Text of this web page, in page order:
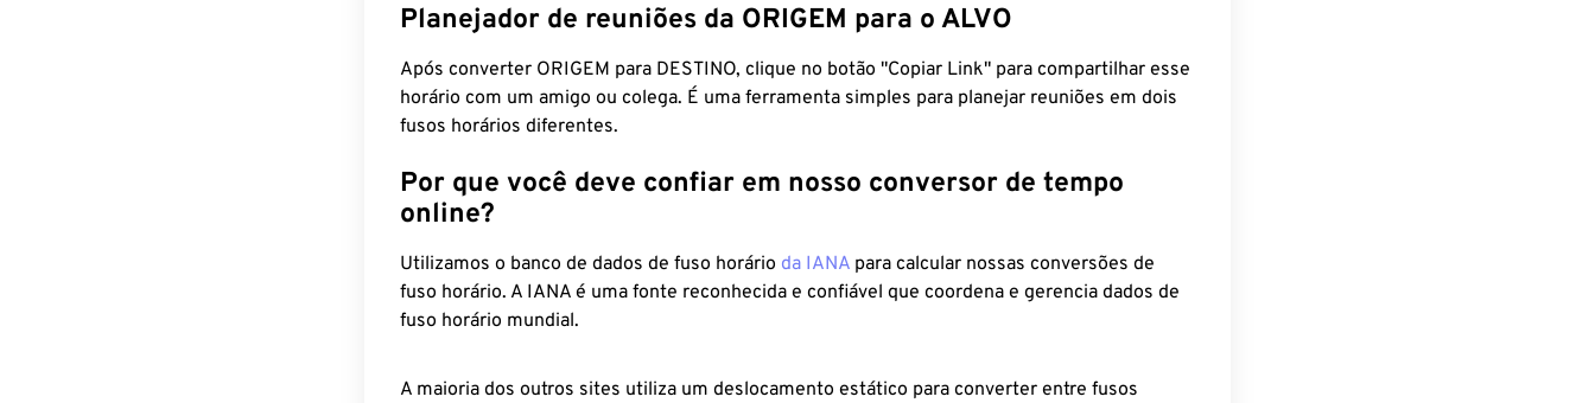
Planejador de reuniões da ORIGEM para o ALVO
Após converter ORIGEM para DESTINO, clique no botão "Copiar Link" para compartilhar esse
horário com um amigo ou colega. É uma ferramenta simples para planejar reuniões em dois
fusos horários diferentes.
Por que você deve confiar em nosso conversor de tempo
online?
Utilizamos o banco de dados de fuso horário da IANA para calcular nossas conversões de
fuso horário. A IANA é uma fonte reconhecida e confiável que coordena e gerencia dados de
fuso horário mundial.
A maioria dos outros sites utiliza um deslocamento estático para converter entre fusos